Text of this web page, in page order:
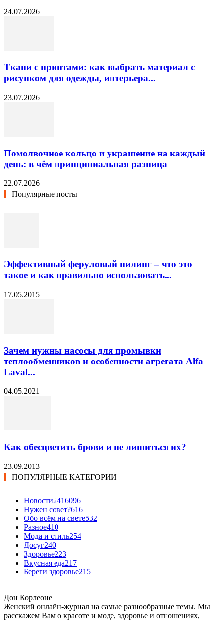
24.07.2026
Ткани с принтами: как выбрать материал с
рисунком для одежды, интерьера...
23.07.2026
Помолвочное кольцо и украшение на каждый
день: в чём принципиальная разница
22.07.2026
Популярные посты
Эффективный феруловый пилинг – что это
такое и как правильно использовать...
17.05.2015
Зачем нужны насосы для промывки
теплообменников и особенности агрегата Alfa
Laval...
04.05.2021
Как обесцветить брови и не лишиться их?
23.09.2013
ПОПУЛЯРНЫЕ КАТЕГОРИИ
Новости2416096
Нужен совет?616
Обо всём на свете532
Разное410
Мода и стиль254
Досуг240
Здоровье223
Вкусная еда217
Береги здоровье215
Дон Корлеоне
Женский онлайн-журнал на самые разнообразные темы. Мы
расскажем Вам о красоте и моде, здоровье и отношениях,